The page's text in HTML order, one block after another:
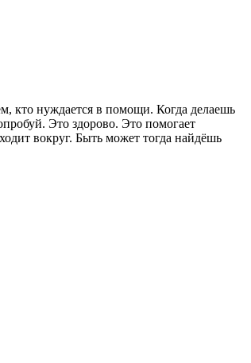
кто нуждается в помощи. Когда делаешь
Это здорово. Это помогает
вокруг. Быть может тогда найдёшь